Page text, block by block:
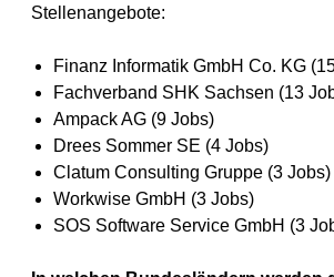
Stellenangebote:
Finanz Informatik GmbH Co. KG
Fachverband SHK Sachsen (13
Ampack AG (9 Jobs)
Drees Sommer SE (4 Jobs)
Clatum Consulting Gruppe (3 Jobs)
Workwise GmbH (3 Jobs)
SOS Software Service GmbH (3